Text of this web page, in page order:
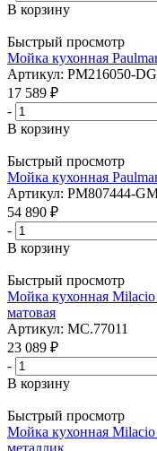
В корзину
Быстрый просмотр
Мойка кухонная
Артикул: PM216050-DG
17 589 ₽
-
В корзину
Быстрый просмотр
Мойка кухонная
Артикул: PM807444-
54 890 ₽
-
В корзину
Быстрый просмотр
Мойка кухонная Milacio
матовая
Артикул: MC.77011
23 089 ₽
-
В корзину
Быстрый просмотр
Мойка кухонная
металлик